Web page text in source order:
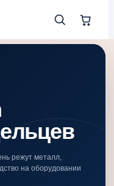
режут металл,
на оборудовании